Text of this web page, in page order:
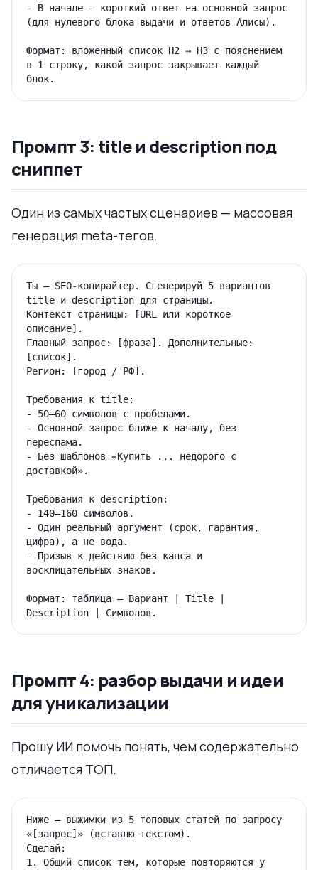
- В начале — короткий ответ на основной запрос
(для нулевого блока выдачи и ответов Алисы).
Формат: вложенный список H2 → H3 с пояснением
в 1 строку, какой запрос закрывает каждый
Промпт 3: title и description под
сниппет
Один из самых частых сценариев — массовая
генерация meta-тегов.
Ты — SEO-копирайтер. Сгенерируй 5 вариантов
title и description для страницы.
Контекст страницы: [URL или короткое
описание].
Главный запрос: [фраза]. Дополнительные:
[список].
Регион: [город / РФ].
Требования к title:
- 50–60 символов с пробелами.
- Основной запрос ближе к началу, без
переспама.
- Без шаблонов «Купить ... недорого с
доставкой».
Требования к description:
- 140–160 символов.
- Один реальный аргумент (срок, гарантия,
цифра), а не вода.
- Призыв к действию без капса и
восклицательных знаков.
Формат: таблица — Вариант | Title |
Промпт 4: разбор выдачи и идеи
для уникализации
Прошу ИИ помочь понять, чем содержательно
отличается ТОП.
Ниже — выжимки из 5 топовых статей по запросу
«[запрос]» (вставлю текстом).
Сделай:
1. Общий список тем, которые повторяются у